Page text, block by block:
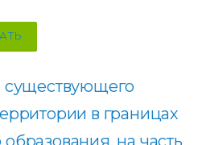
существующего
в границах
на часть